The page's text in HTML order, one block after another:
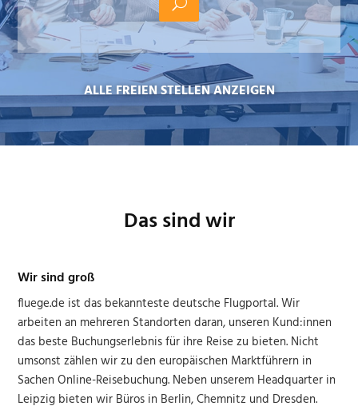
ALLE FREIEN STELLEN ANZEIGEN
Das sind wir
Wir sind groß
fluege.de ist das bekannteste deutsche Flugportal. Wir
arbeiten an mehreren Standorten daran, unseren Kund:innen
das beste Buchungserlebnis für ihre Reise zu bieten. Nicht
umsonst zählen wir zu den europäischen Marktführern in
Sachen Online-Reisebuchung. Neben unserem Headquarter in
Leipzig bieten wir Büros in Berlin, Chemnitz und Dresden.